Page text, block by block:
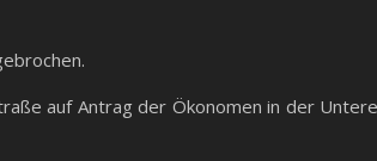
auf Antrag der Ökonomen in der